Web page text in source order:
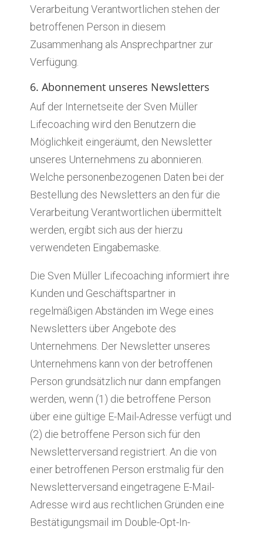
Verarbeitung Verantwortlichen stehen der
betroffenen Person in diesem
Zusammenhang als Ansprechpartner zur
Verfügung.
6. Abonnement unseres Newsletters
Auf der Internetseite der Sven Müller
Lifecoaching wird den Benutzern die
Möglichkeit eingeräumt, den Newsletter
unseres Unternehmens zu abonnieren.
Welche personenbezogenen Daten bei der
Bestellung des Newsletters an den für die
Verarbeitung Verantwortlichen übermittelt
werden, ergibt sich aus der hierzu
verwendeten Eingabemaske.
Die Sven Müller Lifecoaching informiert ihre
Kunden und Geschäftspartner in
regelmäßigen Abständen im Wege eines
Newsletters über Angebote des
Unternehmens. Der Newsletter unseres
Unternehmens kann von der betroffenen
Person grundsätzlich nur dann empfangen
werden, wenn (1) die betroffene Person
über eine gültige E-Mail-Adresse verfügt und
(2) die betroffene Person sich für den
Newsletterversand registriert. An die von
einer betroffenen Person erstmalig für den
Newsletterversand eingetragene E-Mail-
Adresse wird aus rechtlichen Gründen eine
Bestätigungsmail im Double-Opt-In-